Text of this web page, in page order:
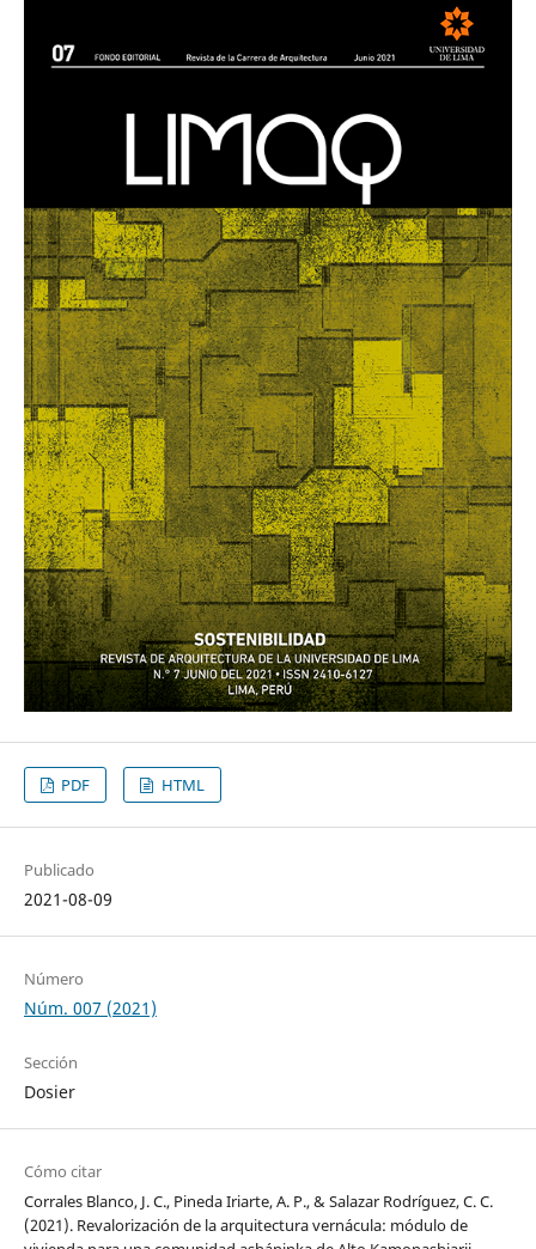
PDF HTML
Publicado
2021-08-09
Número
Núm. 007 (2021)
Sección
Dosier
Cómo citar
Corrales Blanco, J. C., Pineda Iriarte, A. P., & Salazar Rodríguez, C. C.
(2021). Revalorización de la arquitectura vernácula: módulo de